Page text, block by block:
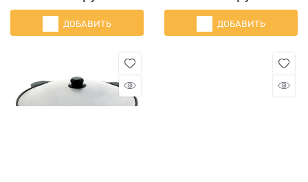
ДОБАВИТЬ ДОБАВИТЬ